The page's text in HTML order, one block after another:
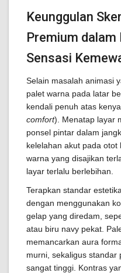
Keunggulan
Premium
Sensasi
Selain masalah animasi
palet warna pada latar
kendali penuh atas
comfort). Menatap layar
ponsel pintar dalam
kelelahan akut pada
warna yang disajikan
layar terlalu berlebihan.
Terapkan standar
dengan menggunakan
gelap yang diredam,
atau biru navy pekat.
memancarkan aura
murni, sekaligus standar
sangat tinggi. Kontras